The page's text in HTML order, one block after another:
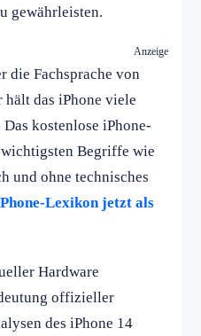
gewährleisten.
Anzeige
die Fachsprache von
das iPhone viele
kostenlose iPhone-
Begriffe wie
und ohne technisches
Lexikon jetzt als
Hardware
offizieller
des iPhone 14